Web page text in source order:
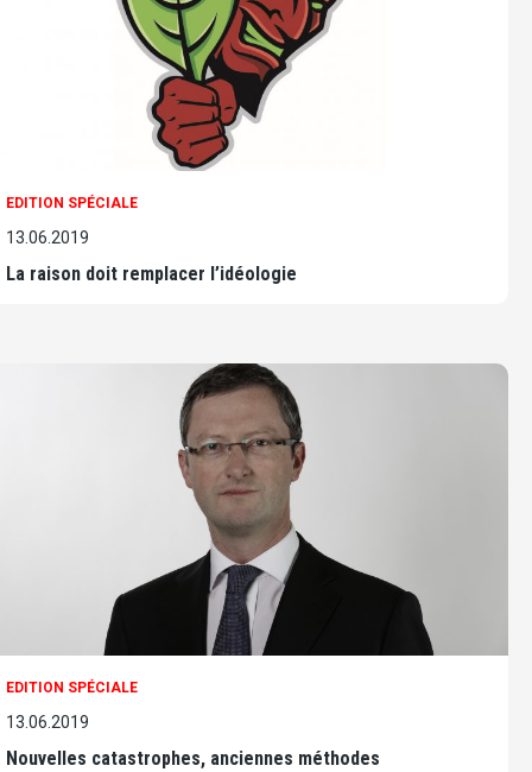
EDITION SPÉCIALE
13.06.2019
La raison doit remplacer l’idéologie
EDITION SPÉCIALE
13.06.2019
Nouvelles catastrophes, anciennes méthodes